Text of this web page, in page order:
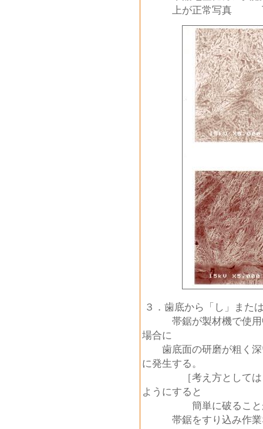
上が正常写真 下は
３．歯底から「し」また
帯鋸が製材機で使用中
場合に
歯底面の研磨が粗く深
に発生する。
［考え方としては、
ようにすると
簡単に破ることが
帯鋸をすり込み作業な